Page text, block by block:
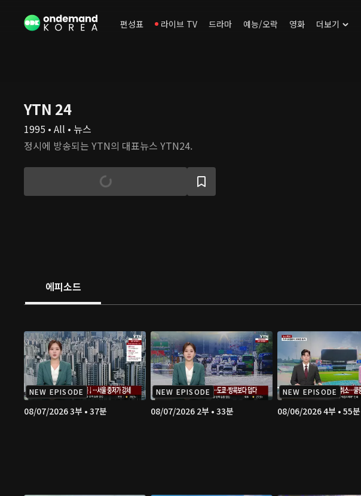
편성표 라이브 TV 드라마 예능/오락 영화 더보기
YTN 24
1995 • All • 뉴스
정시에 방송되는 YTN의 대표뉴스 YTN24.
에피소드
NEW EPISODE
08/07/2026 3부 • 37분
NEW EPISODE
08/07/2026 2부 • 33분
NEW EPISODE
08/06/2026 4부 • 55분